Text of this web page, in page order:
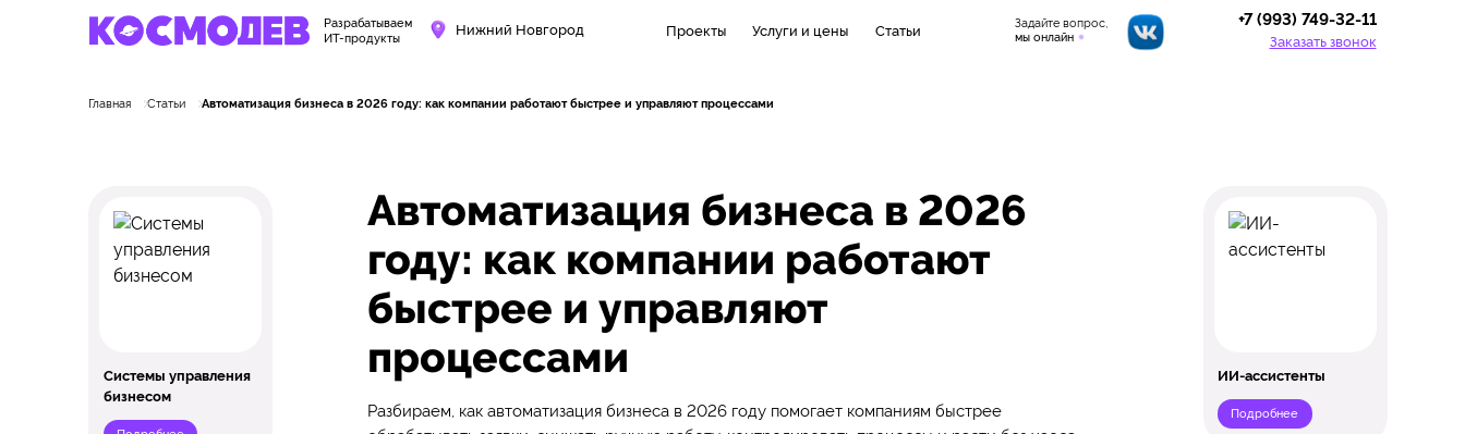
Разрабатываем
ИТ-продукты
Нижний Новгород Проекты Услуги и цены Статьи
+7 (993) 749-32-11
Заказать звонок
Задайте вопрос,
мы онлайн
Главная Статьи Автоматизация бизнеса в 2026 году: как компании работают быстрее и управляют процессами
Системы управления
бизнесом
Автоматизация бизнеса в 2026
году: как компании работают
быстрее и управляют
процессами
Разбираем, как автоматизация бизнеса в 2026 году помогает компаниям быстрее
ИИ-ассистенты
Подробнее